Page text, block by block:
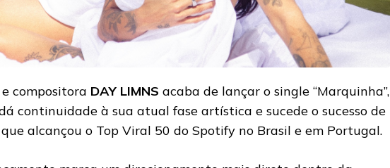
compositora DAY LIMNS acaba de lançar o single “Marquinha”,
continuidade à sua atual fase artística e sucede o sucesso de
que alcançou o Top Viral 50 do Spotify no Brasil e em Portugal.